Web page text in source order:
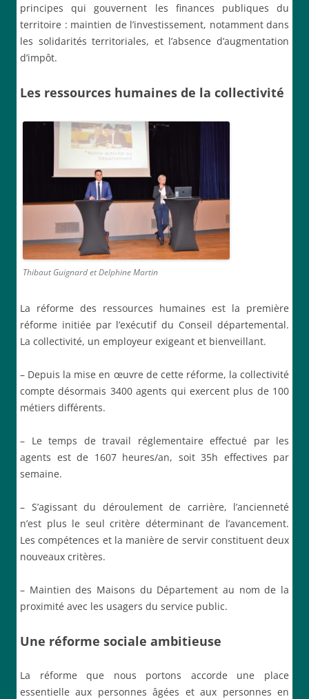
principes qui gouvernent les finances publiques du
territoire : maintien de l’investissement, notamment dans
les solidarités territoriales, et l’absence d’augmentation
d’impôt.
Les ressources humaines de la collectivité
Thibaut Guignard et Delphine Martin
La réforme des ressources humaines est la première
réforme initiée par l’exécutif du Conseil départemental.
La collectivité, un employeur exigeant et bienveillant.
– Depuis la mise en œuvre de cette réforme, la collectivité
compte désormais 3400 agents qui exercent plus de 100
métiers différents.
– Le temps de travail réglementaire effectué par les
agents est de 1607 heures/an, soit 35h effectives par
semaine.
– S’agissant du déroulement de carrière, l’ancienneté
n’est plus le seul critère déterminant de l’avancement.
Les compétences et la manière de servir constituent deux
nouveaux critères.
– Maintien des Maisons du Département au nom de la
proximité avec les usagers du service public.
Une réforme sociale ambitieuse
La réforme que nous portons accorde une place
essentielle aux personnes âgées et aux personnes en